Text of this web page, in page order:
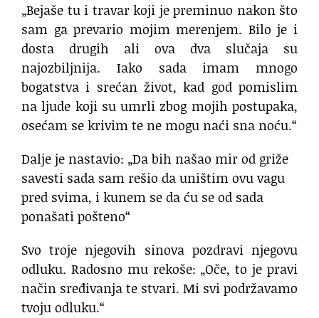
„Bejaše tu i travar koji je preminuo nakon što
sam ga prevario mojim merenjem. Bilo je i
dosta drugih ali ova dva slučaja su
najozbiljnija. Iako sada imam mnogo
bogatstva i srećan život, kad god pomislim
na ljude koji su umrli zbog mojih postupaka,
osećam se krivim te ne mogu naći sna noću.“
Dalje je nastavio: „Da bih našao mir od griže
savesti sada sam rešio da uništim ovu vagu
pred svima, i kunem se da ću se od sada
ponašati pošteno“
Svo troje njegovih sinova pozdravi njegovu
odluku. Radosno mu rekoše: „Oče, to je pravi
način sređivanja te stvari. Mi svi podržavamo
tvoju odluku.“